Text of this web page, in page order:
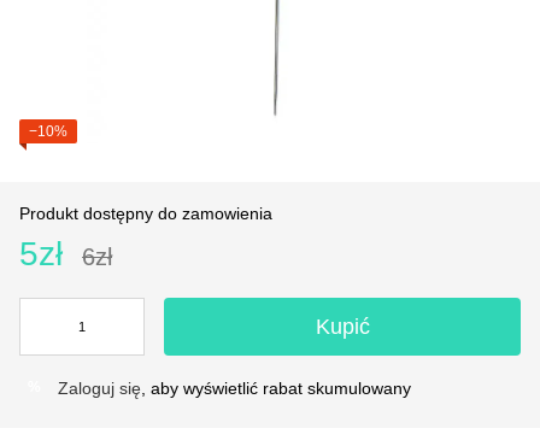
−10%
Produkt dostępny do zamowienia
5zł 6zł
Kupić
Zaloguj się , aby wyświetlić rabat skumulowany